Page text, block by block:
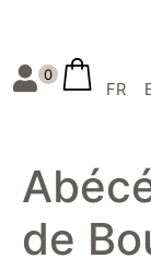
0
FR
de